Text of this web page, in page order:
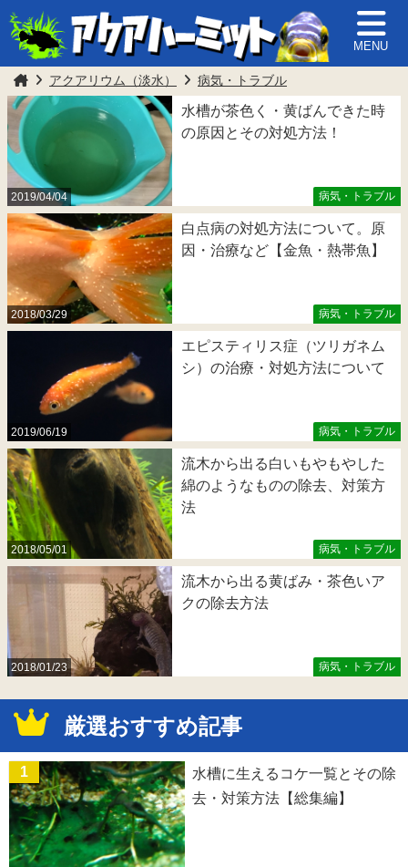
MENU
アクアリウム（淡水） 病気・トラブル
2019/04/04
水槽が茶色く・黄ばんできた時
の原因とその対処方法！
病気・トラブル
2018/03/29
白点病の対処方法について。原
因・治療など【金魚・熱帯魚】
病気・トラブル
2019/06/19
エピスティリス症（ツリガネム
シ）の治療・対処方法について
病気・トラブル
2018/05/01
流木から出る白いもやもやした
綿のようなものの除去、対策方
法
病気・トラブル
2018/01/23
流木から出る黄ばみ・茶色いア
クの除去方法
病気・トラブル
厳選おすすめ記事
水槽に生えるコケ一覧とその除
去・対策方法【総集編】